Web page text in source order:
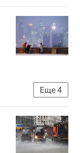
Еще4